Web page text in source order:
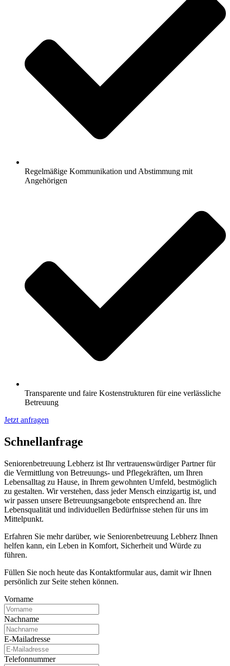
Regelmäßige Kommunikation und Abstimmung mit
Angehörigen
Transparente und faire Kostenstrukturen für eine verlässliche
Betreuung
Jetzt anfragen
Schnell­anfrage
Seniorenbetreuung Lebherz ist Ihr vertrauenswürdiger Partner für
die Vermittlung von Betreuungs- und Pflegekräften, um Ihren
Lebensalltag zu Hause, in Ihrem gewohnten Umfeld, bestmöglich
zu gestalten. Wir verstehen, dass jeder Mensch einzigartig ist, und
wir passen unsere Betreuungsangebote entsprechend an. Ihre
Lebensqualität und individuellen Bedürfnisse stehen für uns im
Mittelpunkt.
Erfahren Sie mehr darüber, wie Seniorenbetreuung Lebherz Ihnen
helfen kann, ein Leben in Komfort, Sicherheit und Würde zu
führen.
Füllen Sie noch heute das Kontaktformular aus, damit wir Ihnen
persönlich zur Seite stehen können.
Vorname
Nachname
E-Mailadresse
Telefonnummer